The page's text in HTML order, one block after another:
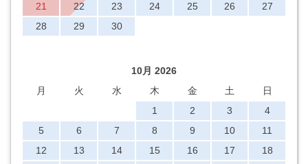
21
22 23 24 25 26
27
28
29 30
10月 2026
月
火 水 木 金 土
日
1
2 3
4
5
6 7 8 9 10
11
12
13 14 15 16 17
18